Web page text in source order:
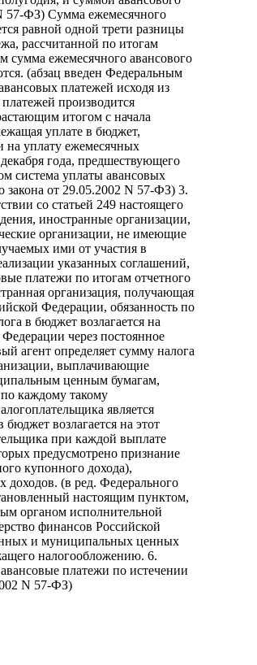
57-ФЗ) Сумма ежемесячного
равной одной трети разницы
рассчитанной по итогам
сумма ежемесячного авансового
(абзац введен Федеральным
платежей исходя из
производится
итогом с начала
уплате в бюджет,
на уплату ежемесячных
года, предшествующего
система уплаты авансовых
закона от 29.05.2002 N 57-ФЗ) 3.
со статьей 249 настоящего
иностранные организации,
организации, не имеющие
ими от участия в
указанных соглашений,
платежи по итогам отчетного
организация, получающая
Федерации, обязанность по
в бюджет возлагается на
через постоянное
агент определяет сумму налога
выплачивающие
ценным бумагам,
каждому такому
является
возлагается на этот
при каждой выплате
предусмотрено признание
купонного дохода),
доходов. (в ред. Федерального
настоящим пунктом,
органом исполнительной
финансов Российской
и муниципальных ценных
налогообложению. 6.
платежи по истечении
N 57-ФЗ)